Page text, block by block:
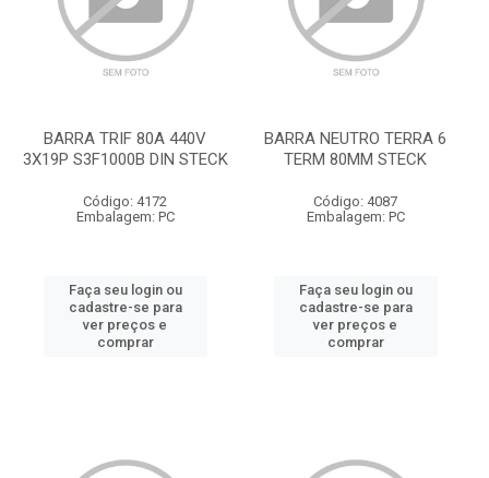
BARRA TRIF 80A 440V
3X19P S3F1000B DIN STECK
Código: 4172
Embalagem: PC
Faça seu login ou
cadastre-se para
ver preços e
comprar
BARRA NEUTRO TERRA 6
TERM 80MM STECK
Código: 4087
Embalagem: PC
Faça seu login ou
cadastre-se para
ver preços e
comprar